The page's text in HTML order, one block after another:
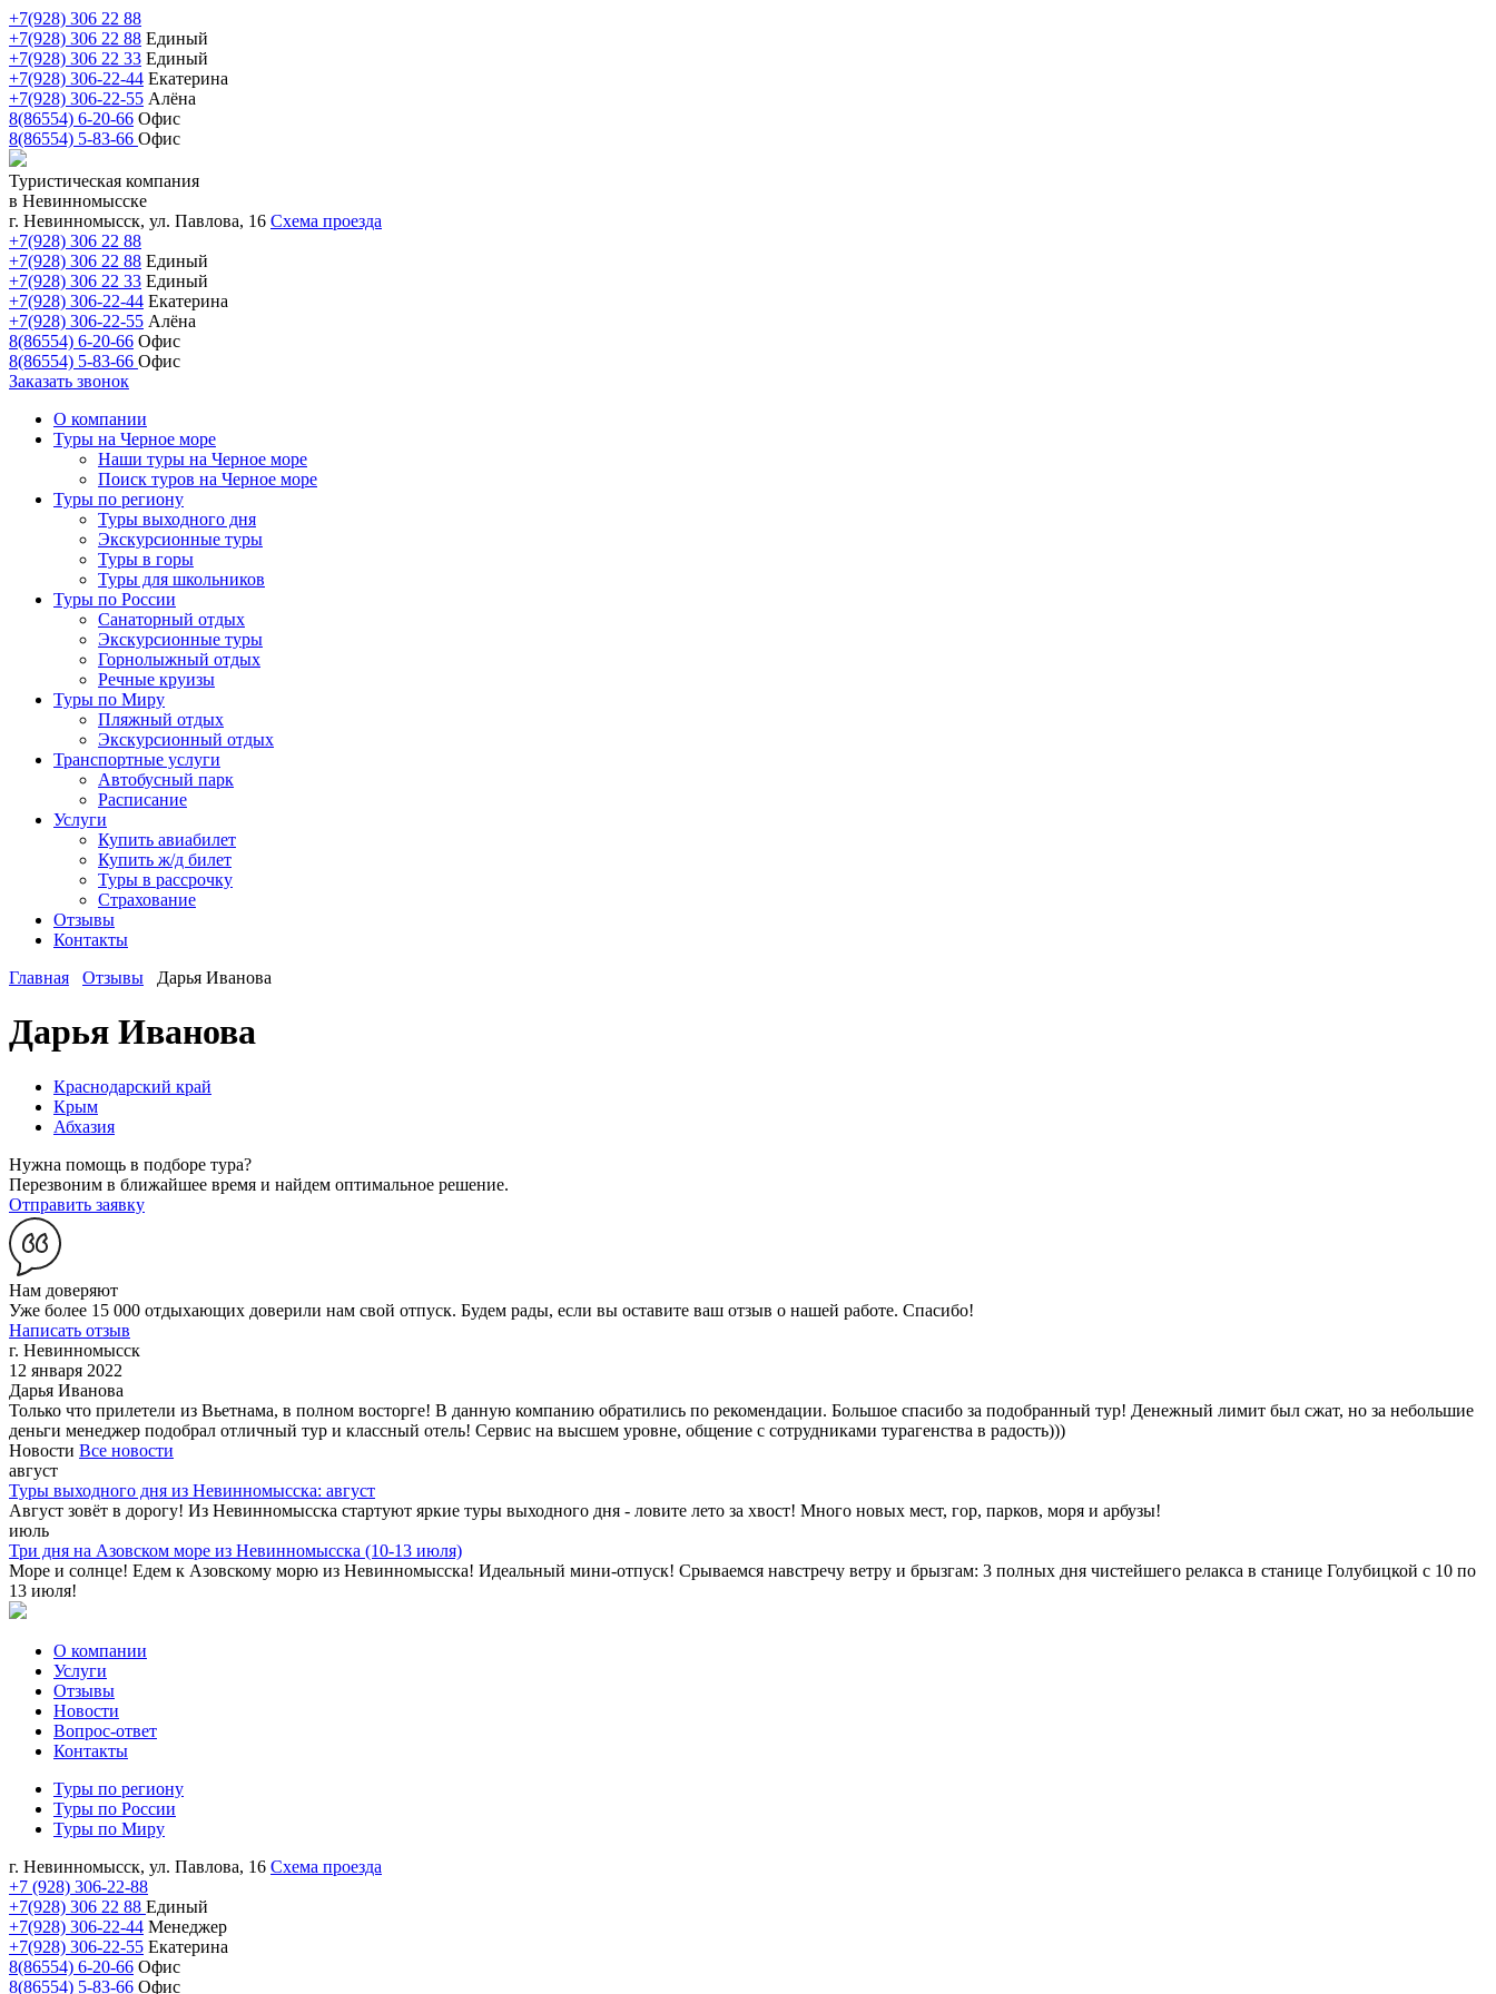
+7(928) 306 22 88
+7(928) 306 22 88 Единый
+7(928) 306 22 33 Единый
+7(928) 306-22-44 Екатерина
+7(928) 306-22-55 Алёна
8(86554) 6-20-66 Офис
8(86554) 5-83-66 Офис
Туристическая компания
в Невинномысске
г. Невинномысск, ул. Павлова, 16 Схема проезда
+7(928) 306 22 88
+7(928) 306 22 88 Единый
+7(928) 306 22 33 Единый
+7(928) 306-22-44 Екатерина
+7(928) 306-22-55 Алёна
8(86554) 6-20-66 Офис
8(86554) 5-83-66 Офис
Заказать звонок
О компании
Туры на Черное море
Наши туры на Черное море
Поиск туров на Черное море
Туры по региону
Туры выходного дня
Экскурсионные туры
Туры в горы
Туры для школьников
Туры по России
Санаторный отдых
Экскурсионные туры
Горнолыжный отдых
Речные круизы
Туры по Миру
Пляжный отдых
Экскурсионный отдых
Транспортные услуги
Автобусный парк
Расписание
Услуги
Купить авиабилет
Купить ж/д билет
Туры в рассрочку
Страхование
Отзывы
Контакты
Главная
Отзывы Дарья Иванова
Дарья Иванова
Краснодарский край
Крым
Абхазия
Нужна помощь в подборе тура?
Перезвоним в ближайшее время и найдем оптимальное решение.
Отправить заявку
Нам доверяют
Уже более 15 000 отдыхающих доверили нам свой отпуск. Будем рады, если вы оставите ваш отзыв о нашей работе. Спасибо!
Написать отзыв
г. Невинномысск
12 января 2022
Дарья Иванова
Только что прилетели из Вьетнама, в полном восторге! В данную компанию обратились по рекомендации. Большое спасибо за подобранный тур! Денежный лимит был сжат, но за небольшие
деньги менеджер подобрал отличный тур и классный отель! Сервис на высшем уровне, общение с сотрудниками турагенства в радость)))
Новости Все новости
август
Туры выходного дня из Невинномысска: август
Август зовёт в дорогу! Из Невинномысска стартуют яркие туры выходного дня - ловите лето за хвост! Много новых мест, гор, парков, моря и арбузы!
июль
Три дня на Азовском море из Невинномысска (10-13 июля)
Море и солнце! Едем к Азовскому морю из Невинномысска! Идеальный мини-отпуск! Срываемся навстречу ветру и брызгам: 3 полных дня чистейшего релакса в станице Голубицкой с 10 по
13 июля!
О компании
Услуги
Отзывы
Новости
Вопрос-ответ
Контакты
Туры по региону
Туры по России
Туры по Миру
г. Невинномысск, ул. Павлова, 16 Схема проезда
+7 (928) 306-22-88
+7(928) 306 22 88 Единый
+7(928) 306-22-44 Менеджер
+7(928) 306-22-55 Екатерина
8(86554) 6-20-66 Офис
8(86554) 5-83-66 Офис